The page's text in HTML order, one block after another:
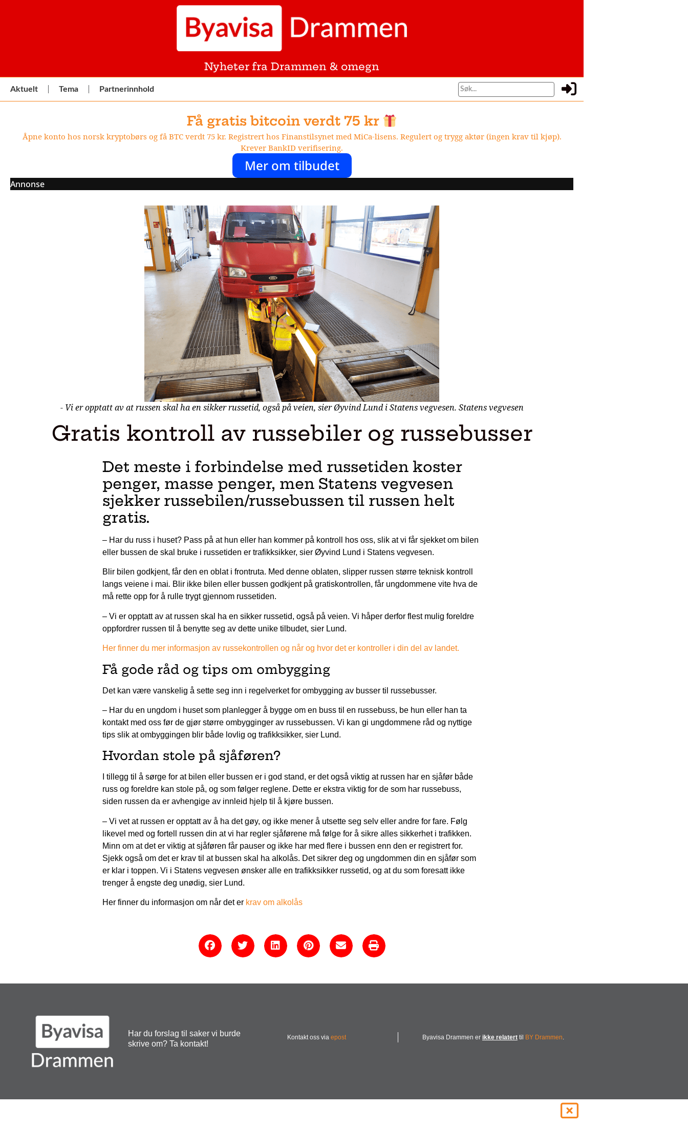
Nyheter fra Drammen & omegn
Aktuelt Tema Partnerinnhold
Få gratis bitcoin verdt 75 kr
Åpne konto hos norsk kryptobørs og få BTC verdt 75 kr. Registrert hos Finanstilsynet med MiCa-lisens. Regulert og trygg aktør (ingen krav til kjøp).
Krever BankID verifisering.
Mer om tilbudet
Annonse
- Vi er opptatt av at russen skal ha en sikker russetid, også på veien, sier Øyvind Lund i Statens vegvesen. Statens vegvesen
Gratis kontroll av russebiler og russebusser
Det meste i forbindelse med russetiden koster
penger, masse penger, men Statens vegvesen
sjekker russebilen/russebussen til russen helt
gratis.
– Har du russ i huset? Pass på at hun eller han kommer på kontroll hos oss, slik at vi får sjekket om bilen
eller bussen de skal bruke i russetiden er trafikksikker, sier Øyvind Lund i Statens vegvesen.
Blir bilen godkjent, får den en oblat i frontruta. Med denne oblaten, slipper russen større teknisk kontroll
langs veiene i mai. Blir ikke bilen eller bussen godkjent på gratiskontrollen, får ungdommene vite hva de
må rette opp for å rulle trygt gjennom russetiden.
– Vi er opptatt av at russen skal ha en sikker russetid, også på veien. Vi håper derfor flest mulig foreldre
oppfordrer russen til å benytte seg av dette unike tilbudet, sier Lund.
Her finner du mer informasjon av russekontrollen og når og hvor det er kontroller i din del av landet.
Få gode råd og tips om ombygging
Det kan være vanskelig å sette seg inn i regelverket for ombygging av busser til russebusser.
– Har du en ungdom i huset som planlegger å bygge om en buss til en russebuss, be hun eller han ta
kontakt med oss før de gjør større ombygginger av russebussen. Vi kan gi ungdommene råd og nyttige
tips slik at ombyggingen blir både lovlig og trafikksikker, sier Lund.
Hvordan stole på sjåføren?
I tillegg til å sørge for at bilen eller bussen er i god stand, er det også viktig at russen har en sjåfør både
russ og foreldre kan stole på, og som følger reglene. Dette er ekstra viktig for de som har russebuss,
siden russen da er avhengige av innleid hjelp til å kjøre bussen.
– Vi vet at russen er opptatt av å ha det gøy, og ikke mener å utsette seg selv eller andre for fare. Følg
likevel med og fortell russen din at vi har regler sjåførene må følge for å sikre alles sikkerhet i trafikken.
Minn om at det er viktig at sjåføren får pauser og ikke har med flere i bussen enn den er registrert for.
Sjekk også om det er krav til at bussen skal ha alkolås. Det sikrer deg og ungdommen din en sjåfør som
er klar i toppen. Vi i Statens vegvesen ønsker alle en trafikksikker russetid, og at du som foresatt ikke
trenger å engste deg unødig, sier Lund.
Her finner du informasjon om når det er krav om alkolås
Har du forslag til saker vi burde
skrive om? Ta kontakt!
Kontakt oss viaepost Byavisa Drammen er ikke relaterttil BY Drammen.